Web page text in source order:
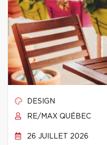
DESIGN
RE/MAX QUÉBEC
26 JUILLET 2026